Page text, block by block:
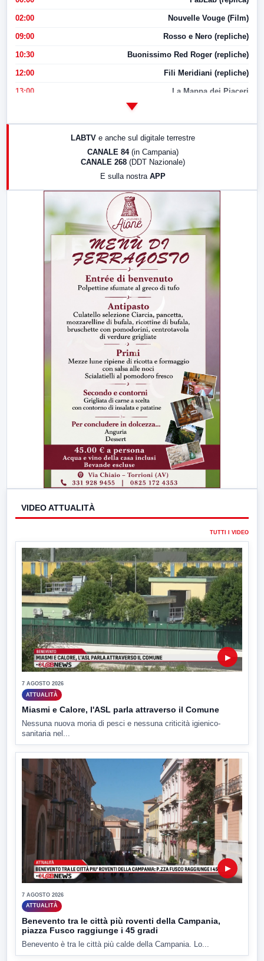
02:00 Nouvelle Vouge (Film)
09:00 Rosso e Nero (repliche)
10:30 Buonissimo Red Roger (repliche)
12:00 Fili Meridiani (repliche)
13:00 La Mappa dei Piaceri
LABTV e anche sul digitale terrestre
CANALE 84 (in Campania)
CANALE 268 (DDT Nazionale)
E sulla nostra APP
VIDEO ATTUALITÀ
TUTTI I VIDEO
▶
7 AGOSTO 2026
ATTUALITÀ
Miasmi e Calore, l'ASL parla attraverso il Comune
Nessuna nuova moria di pesci e nessuna criticità igienico-
sanitaria nel...
▶
7 AGOSTO 2026
ATTUALITÀ
Benevento tra le città più roventi della Campania,
piazza Fusco raggiunge i 45 gradi
Benevento è tra le città più calde della Campania. Lo...